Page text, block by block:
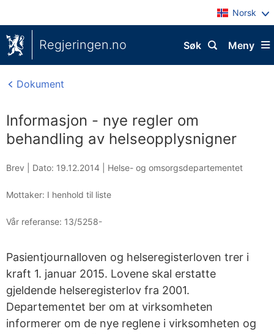
Norsk
Regjeringen.no Meny
Søk
Dokument
Informasjon - nye regler om
behandling av helseopplysnigner
Brev | Dato: 19.12.2014 Helse- og omsorgsdepartementet
Mottaker: I henhold til liste
Vår referanse: 13/5258-
Pasientjournalloven og helseregisterloven trer i
kraft 1. januar 2015. Lovene skal erstatte
gjeldende helseregisterlov fra 2001.
Departementet ber om at virksomheten
informerer om de nye reglene i virksomheten og